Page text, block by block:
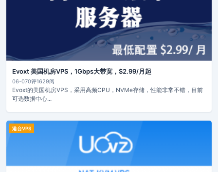
Evoxt 美国机房VPS，1Gbps大带宽，$2.99/月起
06-070评1629阅
Evoxt的美国机房VPS，采用高频CPU，NVMe存储，性能非常不错，目前
可选数据中心...
港台VPS